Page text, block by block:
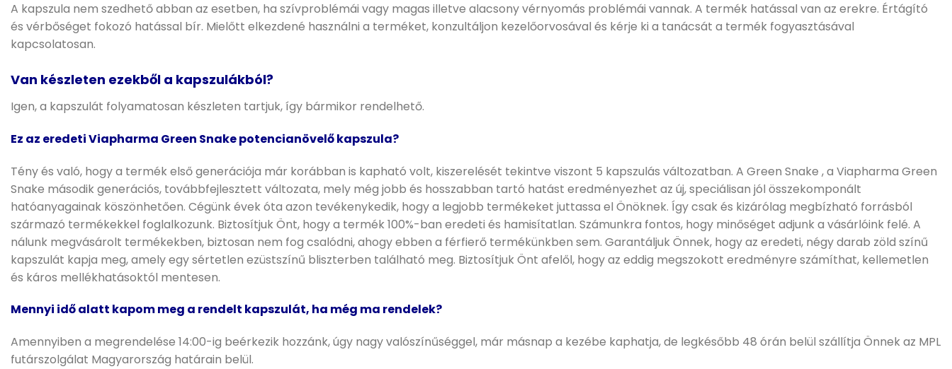
A kapszula nem szedhető abban az esetben, ha szívproblémái vagy magas illetve alacsony vérnyomás problémái vannak. A termék hatással van az erekre. Értágító
és vérbőséget fokozó hatással bír. Mielőtt elkezdené használni a terméket, konzultáljon kezelőorvosával és kérje ki a tanácsát a termék fogyasztásával
kapcsolatosan.
Van készleten ezekből a kapszulákból?
Igen, a kapszulát folyamatosan készleten tartjuk, így bármikor rendelhető.
Ez az eredeti Viapharma Green Snake potencianövelő kapszula?
Tény és való, hogy a termék első generációja már korábban is kapható volt, kiszerelését tekintve viszont 5 kapszulás változatban. A Green Snake , a Viapharma Green
Snake második generációs, továbbfejlesztett változata, mely még jobb és hosszabban tartó hatást eredményezhet az új, speciálisan jól összekomponált
hatóanyagainak köszönhetően. Cégünk évek óta azon tevékenykedik, hogy a legjobb termékeket juttassa el Önöknek. Így csak és kizárólag megbízható forrásból
származó termékekkel foglalkozunk. Biztosítjuk Önt, hogy a termék 100%-ban eredeti és hamisítatlan. Számunkra fontos, hogy minőséget adjunk a vásárlóink felé. A
nálunk megvásárolt termékekben, biztosan nem fog csalódni, ahogy ebben a férfierő termékünkben sem. Garantáljuk Önnek, hogy az eredeti, négy darab zöld színű
kapszulát kapja meg, amely egy sértetlen ezüstszínű bliszterben található meg. Biztosítjuk Önt afelől, hogy az eddig megszokott eredményre számíthat, kellemetlen
és káros mellékhatásoktól mentesen.
Mennyi idő alatt kapom meg a rendelt kapszulát, ha még ma rendelek?
Amennyiben a megrendelése 14:00-ig beérkezik hozzánk, úgy nagy valószínűséggel, már másnap a kezébe kaphatja, de legkésőbb 48 órán belül szállítja Önnek az MPL
futárszolgálat Magyarország határain belül.